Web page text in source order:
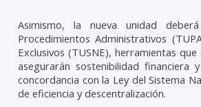
Asimismo, la nueva unidad
Procedimientos Administrativos
Exclusivos (TUSNE), herramientas
asegurarán sostenibilidad financiera
concordancia con la Ley del Sistema
de eficiencia y descentralización.